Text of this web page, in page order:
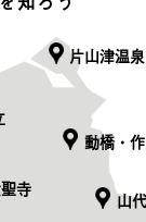
寺
動橋・
片山津温泉
山